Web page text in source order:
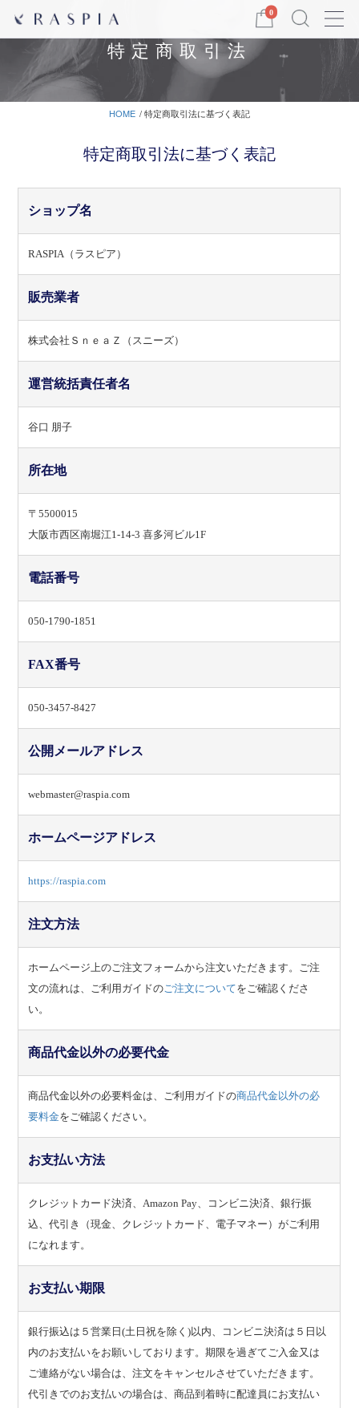
Menu
0
特定商取引法
HOME 特定商取引法に基づく表記
特定商取引法に基づく表記
ショップ名
RASPIA（ラスピア）
販売業者
株式会社ＳｎｅａＺ（スニーズ）
運営統括責任者名
谷口 朋子
所在地
〒5500015
大阪市西区南堀江1-14-3 喜多河ビル1F
電話番号
050-1790-1851
FAX番号
050-3457-8427
公開メールアドレス
webmaster@raspia.com
ホームページアドレス
https://raspia.com
注文方法
ホームページ上のご注文フォームから注文いただきます。ご注
文の流れは、ご利用ガイドのご注文についてをご確認くださ
い。
商品代金以外の必要代金
商品代金以外の必要料金は、ご利用ガイドの商品代金以外の必
要料金をご確認ください。
お支払い方法
クレジットカード決済、Amazon Pay、コンビニ決済、銀行振
込、代引き（現金、クレジットカード、電子マネー）がご利用
になれます。
お支払い期限
銀行振込は５営業日(土日祝を除く)以内、コンビニ決済は５日以
内のお支払いをお願いしております。期限を過ぎてご入金又は
ご連絡がない場合は、注文をキャンセルさせていただきます。
代引きでのお支払いの場合は、商品到着時に配達員にお支払い